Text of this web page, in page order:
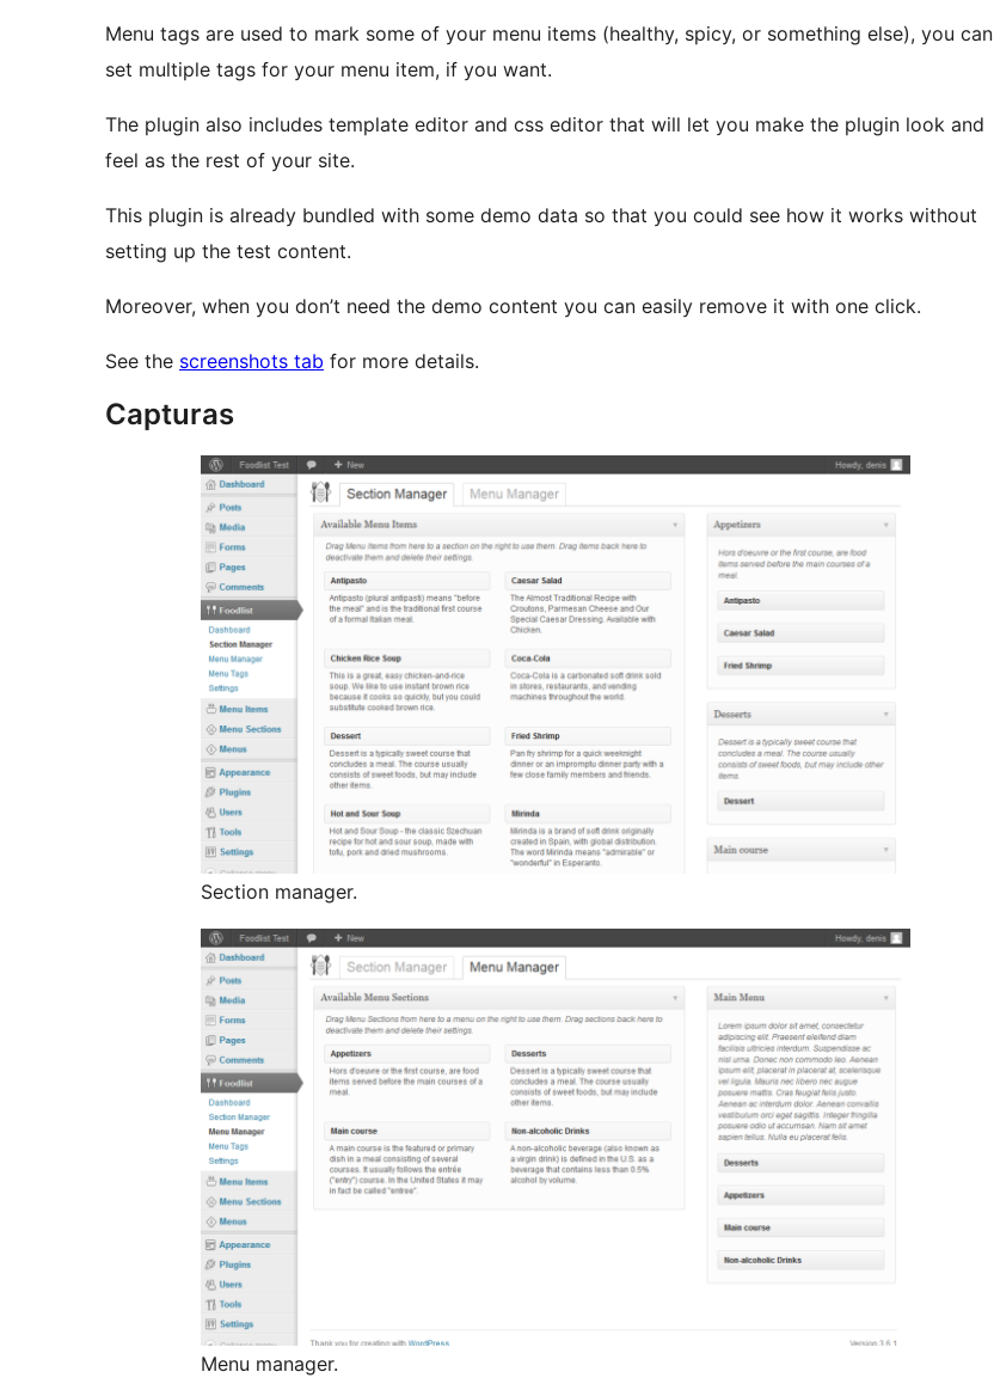
Menu tags are used to mark some of your menu items (healthy, spicy, or something else), you can
set multiple tags for your menu item, if you want.
The plugin also includes template editor and css editor that will let you make the plugin look and
feel as the rest of your site.
This plugin is already bundled with some demo data so that you could see how it works without
setting up the test content.
Moreover, when you don’t need the demo content you can easily remove it with one click.
See the screenshots tab for more details.
Capturas
Section manager.
Menu manager.